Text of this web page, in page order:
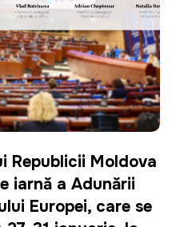
Republicii Moldova
iarnă a Adunării
Europei, care se